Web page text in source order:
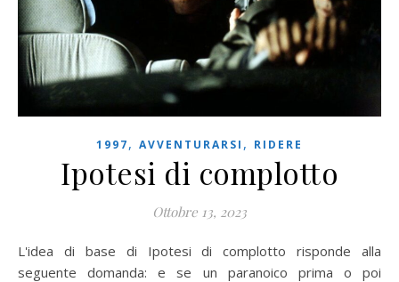
1997, AVVENTURARSI , RIDERE
Ipotesi di complotto
Ottobre 13, 2023
L'idea di base di Ipotesi di complotto risponde alla
seguente domanda: e se un paranoico prima o poi